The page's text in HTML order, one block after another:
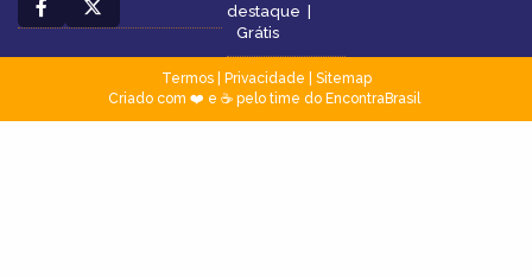
destaque
Grátis
Termos| Privacidade
Sitemap
Criado com ❤️ e ☕ pelo time do EncontraBrasil